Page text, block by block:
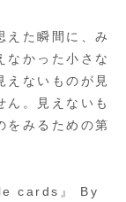
えた瞬間に、み
なかった小さな
えないものが見
ん。見えないも
をみるための第
cards』 By